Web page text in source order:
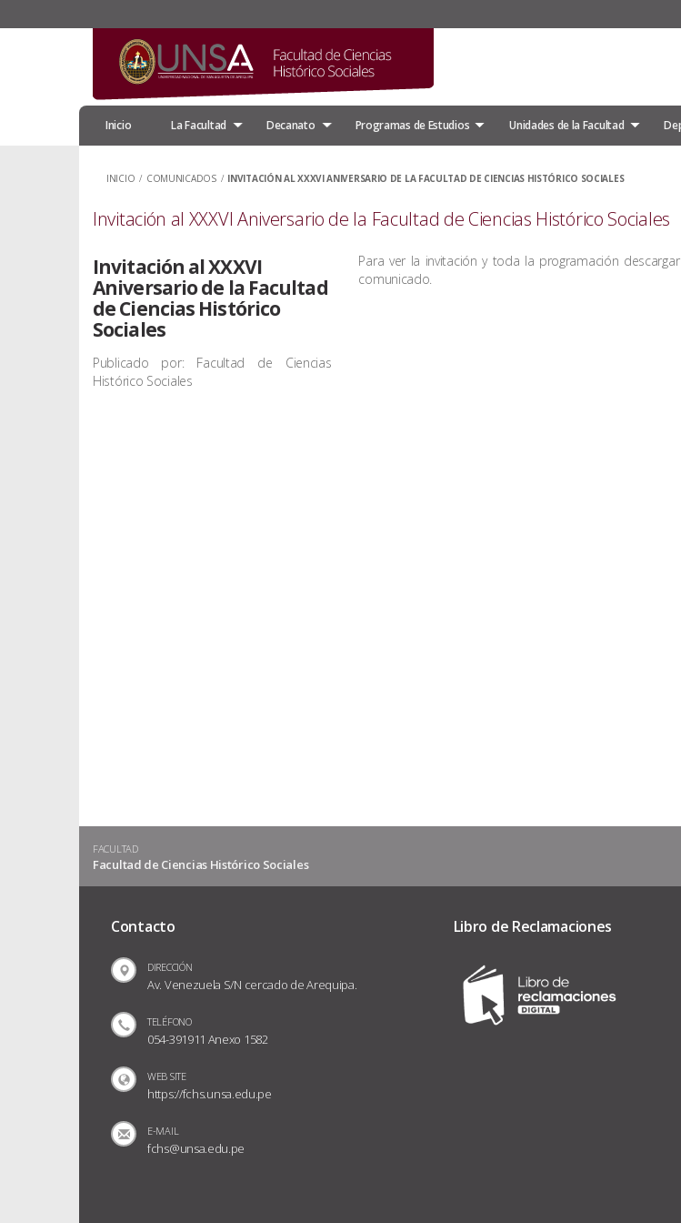
Inicio La Facultad Decanato Programas de Estudios Unidades de la Facultad
INICIO / COMUNICADOS / INVITACIÓN AL XXXVI ANIVERSARIO DE LA FACULTAD DE CIENCIAS HISTÓRICO SOCIALES
Invitación al XXXVI Aniversario de la Facultad de Ciencias Histórico Sociales
Invitación al XXXVI
Aniversario de la Facultad
de Ciencias Histórico
Sociales
Publicado por: Facultad de Ciencias
Histórico Sociales
Para ver la invitación y toda la programación
comunicado.
FACULTAD
Facultad de Ciencias Histórico Sociales
Contacto
DIRECCIÓN
Av. Venezuela S/N cercado de Arequipa.
TELÉFONO
054-391911 Anexo 1582
WEB SITE
https://fchs.unsa.edu.pe
E-MAIL
fchs@unsa.edu.pe
Libro de Reclamaciones